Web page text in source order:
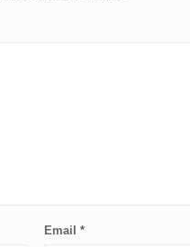
Email*